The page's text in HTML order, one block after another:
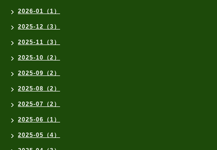
2026-01（1）
2025-12（3）
2025-11（3）
2025-10（2）
2025-09（2）
2025-08（2）
2025-07（2）
2025-06（1）
2025-05（4）